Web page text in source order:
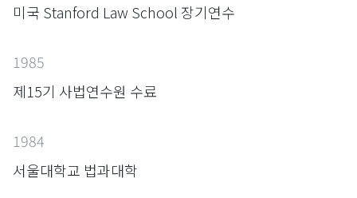
미국 Stanford Law School 장기연수
1985
제15기 사법연수원 수료
1984
서울대학교 법과대학